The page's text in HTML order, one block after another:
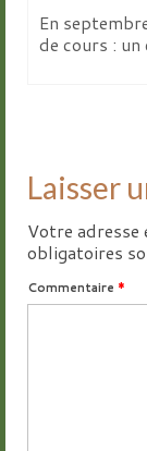
En
de cours : un
Laisser
Votre adresse
obligatoires
Commentaire *